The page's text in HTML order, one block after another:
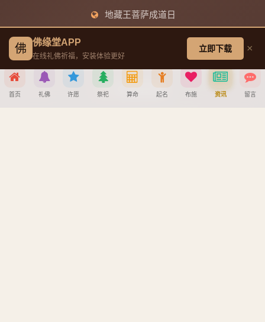
地藏王菩萨成道日
帮助中心
创建墓园教程
佛 佛缘堂APP
在线礼佛祈福，安装体验更好
立即下载 ×
首页 礼佛 许愿 祭祀 算命 起名 布施 资讯 留言